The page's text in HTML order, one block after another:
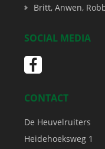
Britt, Anwen,
SOCIAL MEDIA
CONTACT
De Heuvelruiters
Heidehoeksweg 1